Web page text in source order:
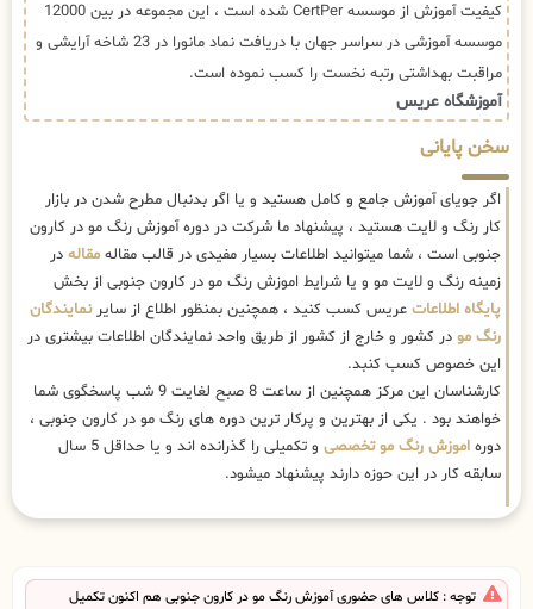
کیفیت آموزش از موسسه CertPer شده است ، این مجموعه در بین 12000
موسسه آموزشی در سراسر جهان با دریافت نماد مانورا در 23 شاخه آرایشی و
مراقبت بهداشتی رتبه نخست را کسب نموده است.
آموزشگاه عریس
سخن پایانی
اگر جویای آموزش جامع و کامل هستید و یا اگر بدنبال مطرح شدن در بازار
کار رنگ و لایت هستید ، پیشنهاد ما شرکت در دوره آموزش رنگ مو در کارون
جنوبی است ، شما میتوانید اطلاعات بسیار مفیدی در قالب مقاله مقاله در
زمینه رنگ و لایت مو و یا شرایط اموزش رنگ مو در کارون جنوبی از بخش
پایگاه اطلاعات عریس کسب کنید ، همچنین بمنظور اطلاع از سایرنمایندگان
رنگ مو در کشور و خارج از کشور از طریق واحد نمایندگان اطلاعات بیشتری در
این خصوص کسب کنبد.
کارشناسان این مرکز همچنین از ساعت 8 صبح لغایت 9 شب پاسخگوی شما
خواهند بود . یکی از بهترین و پرکار ترین دوره های رنگ مو در کارون جنوبی ،
دوره اموزش رنگ مو تخصصی
و تکمیلی را گذرانده اند و یا حداقل 5 سال
سابقه کار در این حوزه دارند پیشنهاد میشود.
توجه : کلاس های حضوری آموزش رنگ مو در کارون جنوبی هم اکنون تکمیل